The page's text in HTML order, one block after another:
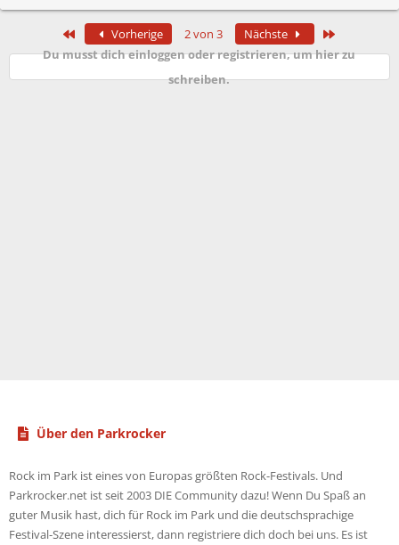
Erste Vorherige 2 von 3 Nächste
Du musst dich einloggen oder registrieren, um hier zu
schreiben.
Über den Parkrocker
Rock im Park ist eines von Europas größten Rock-Festivals. Und
Parkrocker.net ist seit 2003 DIE Community dazu! Wenn Du Spaß an
guter Musik hast, dich für Rock im Park und die deutschsprachige
Festival-Szene interessierst, dann registriere dich doch bei uns. Es ist